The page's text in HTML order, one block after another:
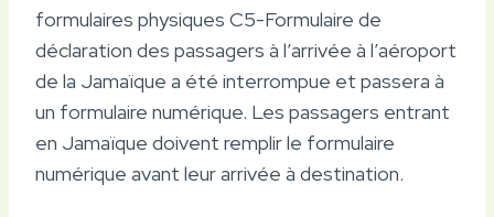
formulaires physiques C5-Formulaire de
déclaration des passagers à l’arrivée à l’aéroport
de la Jamaïque a été interrompue et passera à
un formulaire numérique. Les passagers entrant
en Jamaïque doivent remplir le formulaire
numérique avant leur arrivée à destination.